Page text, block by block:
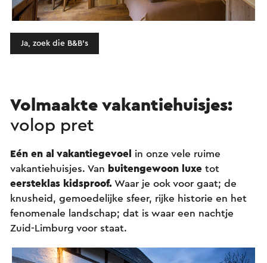
Ja, zoek die B&B’s
Volmaakte vakantiehuisjes:
volop pret
Eén en al vakantiegevoel
in onze vele ruime
vakantiehuisjes. Van buitengewoon luxe tot
eersteklas kidsproof. Waar je ook voor gaat; de
knusheid, gemoedelijke sfeer, rijke historie en het
fenomenale landschap; dat is waar een nachtje
Zuid-Limburg voor staat.